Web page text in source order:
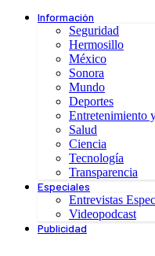
Información
Seguridad
Hermosillo
México
Sonora
Mundo
Deportes
Entretenimiento
Salud
Ciencia
Tecnología
Transparencia
Especiales
Entrevistas
Videopodcast
Publicidad